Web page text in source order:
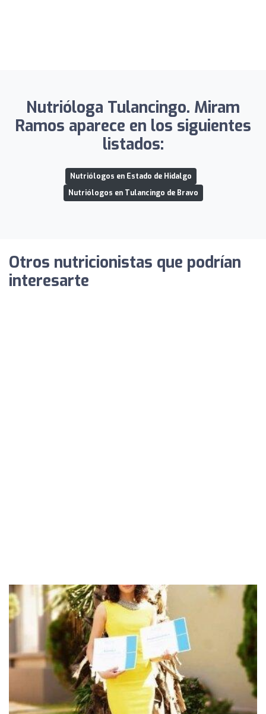
Nutrióloga Tulancingo. Miram
Ramos aparece en los siguientes
listados:
Nutriólogos en Estado de Hidalgo
Nutriólogos en Tulancingo de Bravo
Otros nutricionistas que podrían
interesarte